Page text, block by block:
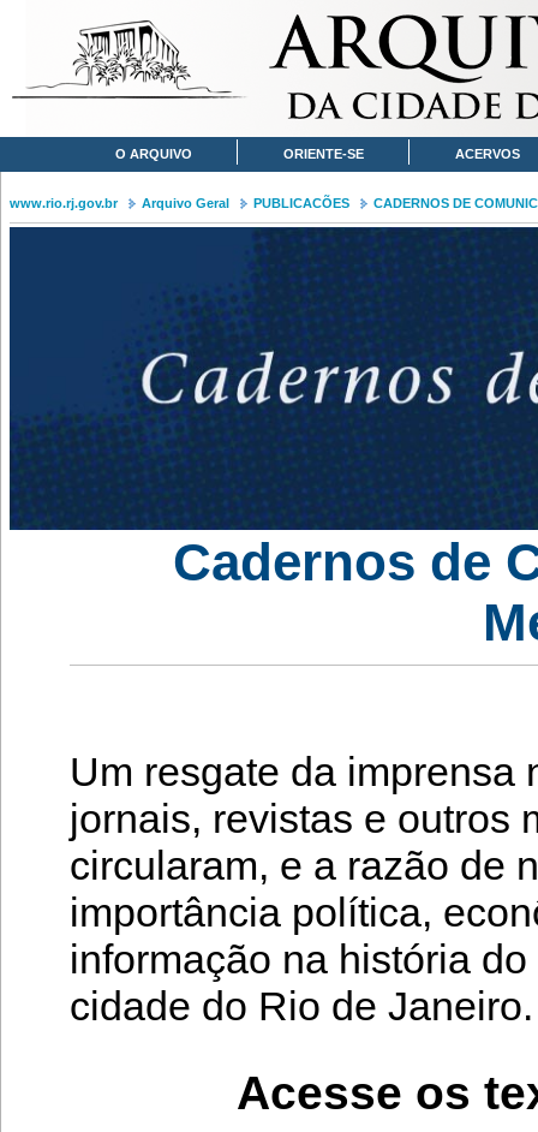
O ARQUIVO ORIENTE-SE ACERVOS
www.rio.rj.gov.br Arquivo Geral PUBLICACÕES CADERNOS DE
Cadernos de
Um resgate da imprensa
jornais, revistas e outros
circularam, e a razão de
importância política,
informação na história
cidade do Rio de Janeiro.
Acesse os